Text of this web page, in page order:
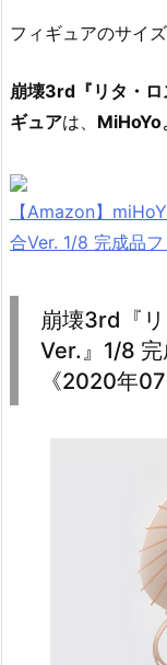
フィギュアのサイズ
崩壊3rd『リタ・
ギュアは、 MiHoYo
【Amazon】
合Ver. 1/8 完成品
崩壊3rd『
Ver.』1/8 完
《2020年07